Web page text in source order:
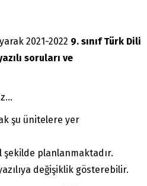
2021-2022 9. sınıf Türk Dili
soruları ve
şu ünitelere yer
şekilde planlanmaktadır.
değişiklik gösterebilir.